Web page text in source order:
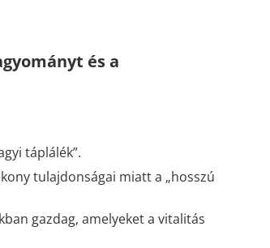
és a
táplálék”.
tulajdonságai miatt a „hosszú
gazdag, amelyeket a vitalitás